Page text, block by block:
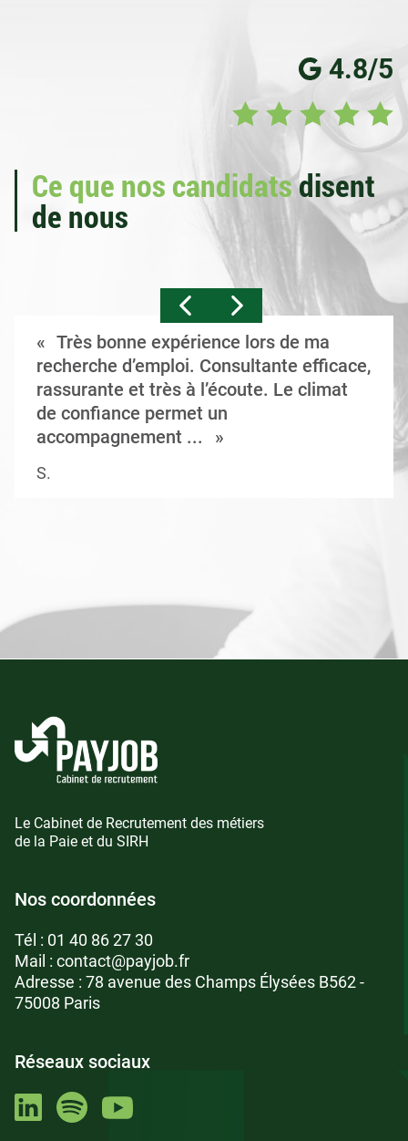
4.8/5
Ce que nos candidatsdisent
de nous
Très bonne expérience lors de ma
recherche d’emploi. Consultante efficace,
rassurante et très à l’écoute. Le climat
de confiance permet un
accompagnement ...
S.
Le Cabinet de Recrutement des métiers
de la Paie et du SIRH
Nos coordonnées
Tél : 01 40 86 27 30
Mail : contact@payjob.fr
Adresse : 78 avenue des Champs Élysées B562 -
75008 Paris
Réseaux sociaux